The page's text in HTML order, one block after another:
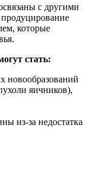
с другими
которые
стать:
новообразований
яичников),
из-за недостатка